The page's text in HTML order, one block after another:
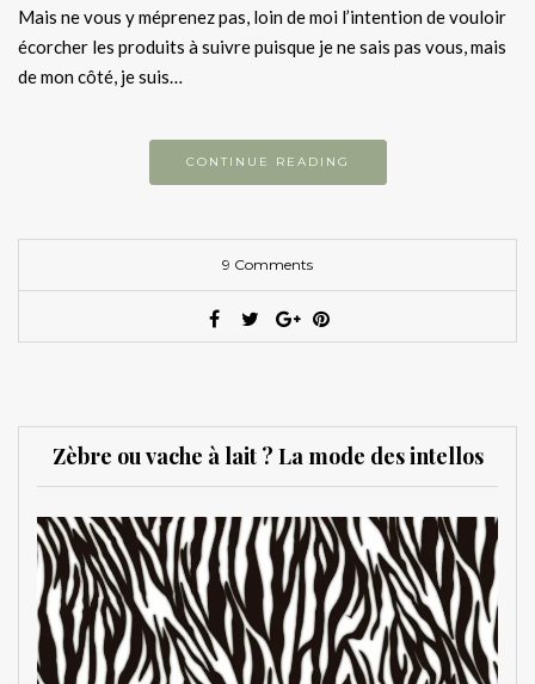
Mais ne vous y méprenez pas, loin de moi l’intention de vouloir
écorcher les produits à suivre puisque je ne sais pas vous, mais
de mon côté, je suis…
CONTINUE READING
9 Comments
Zèbre ou vache à lait ? La mode des intellos